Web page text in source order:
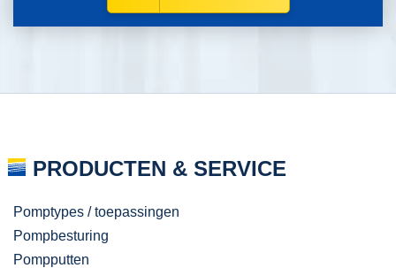
PRODUCTEN & SERVICE
Pomptypes / toepassingen
Pompbesturing
Pompputten